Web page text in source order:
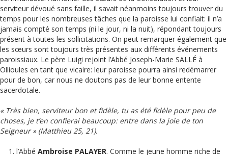
serviteur dévoué sans faille, il savait néanmoins toujours trouver du
temps pour les nombreuses tâches que la paroisse lui confiait: il n’a
jamais compté son temps (ni le jour, ni la nuit), répondant toujours
présent à toutes les sollicitations. On peut remarquer également que
les sœurs sont toujours très présentes aux différents événements
paroissiaux. Le père Luigi rejoint l’Abbé Joseph-Marie SALLÉ à
Ollioules en tant que vicaire: leur paroisse pourra ainsi redémarrer
pour de bon, car nous ne doutons pas de leur bonne entente
sacerdotale.
« Très bien, serviteur bon et fidèle, tu as été fidèle pour peu de
choses, je t’en confierai beaucoup: entre dans la joie de ton
Seigneur » (Matthieu 25, 21).
l’Abbé Ambroise PALAYER. Comme le jeune homme riche de